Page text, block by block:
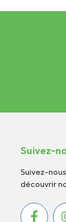
Suivez-
Suivez-
découvrir